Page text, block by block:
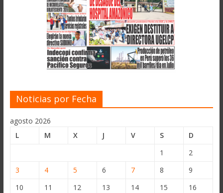
Noticias por Fecha
agosto 2026
L
M X J V S
D
1
2
3
4 5 6 7 8
9
10
11 12 13 14 15
16